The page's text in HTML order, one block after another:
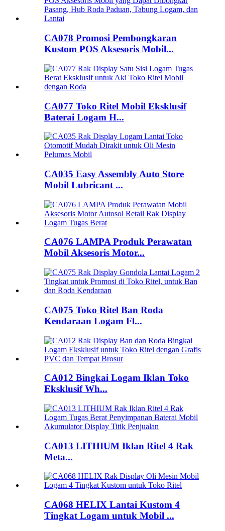
CA078 Promosi Pembongkaran
Kustom POS Aksesoris Mobil...
CA077 Toko Ritel Mobil Eksklusif
Baterai Logam H...
CA035 Easy Assembly Auto Store
Mobil Lubricant ...
CA076 LAMPA Produk Perawatan
Mobil Aksesoris Motor...
CA075 Toko Ritel Ban Roda
Kendaraan Logam Fl...
CA012 Bingkai Logam Iklan Toko
Eksklusif Wh...
CA013 LITHIUM Iklan Ritel 4 Rak
Meta...
CA068 HELIX Lantai Kustom 4
Tingkat Logam untuk Mobil ...